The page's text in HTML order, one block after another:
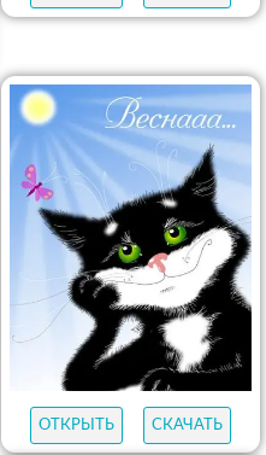
ОТКРЫТЬ СКАЧАТЬ